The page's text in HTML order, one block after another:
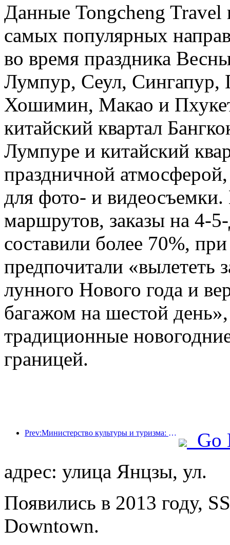
Данные Tongcheng Travel
самых популярных
во время праздника
Лумпур, Сеул, Сингапур,
Хошимин, Макао и
китайский квартал
Лумпуре и китайский
праздничной
для фото- и
маршрутов, заказы на 4-
составили более 70%,
предпочитали «вылететь
лунного Нового года и
багажом на шестой
традиционные
границей.
Prev:Министерство культуры и туризма: запуск 22 тематических мероприятий в рамках 7 основных направлений.
Go
адрес: улица Янцзы, ул.
Появились в 2013 году,
Downtown.